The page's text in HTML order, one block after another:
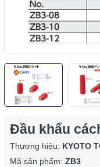
Đầu khẩu
Thương hiệu: KYOTO
Mã sản phẩm: ZB3